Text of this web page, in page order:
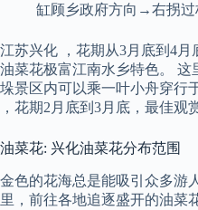
缸顾乡政府方向→右拐过
江苏兴化 ，花期从3月底到4
油菜花极富江南水乡特色。
垛景区内可以乘一叶小舟穿行
，花期2月底到3月底，最佳观
油菜花: 兴化油菜花分布范围
金色的花海总是能吸引众多游
里，前往各地追逐盛开的油菜